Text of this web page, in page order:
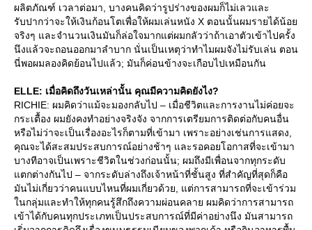
ผลิตภัณฑ์ เวลาต่อมา, บางคนคิดว่ารูปร่างของผมก็ไม่เลวและ
รับปากว่าจะให้เงินก้อนโตเพื่อให้ผมเล่นหนัง X ตอนนั้นผมรายได้น้อ
จริงๆ และจำนวนเงินมันก็ล่อใจมากแต่ผมกลัวว่าถ้าเอาตัวเข้าไปครั้ง
นึงแล้วจะถอนออกมาลำบาก นั่นเป็นเหตุว่าทำไมผมจังไม่รับเล่น ตอน
นี่พอผมลองคิดย้อนไปแล้ว; มันก็ค่อนข้างจะเกือบไปเหมือนกัน
ELLE: เมื่อคิดถึงวันเหล่านั้น คุณมีความคิดยังไง?
RICHIE: ผมคิดว่าแม้จะมองกลับไป – เมื่อชีวิตและการงานไม่ค่อยจะ
กระเตื้อง ผมยังคงทำอย่างจริงจัง จากการเตรียมการติดต่อกับคนอื่น
หรือไม่ว่าจะเป็นเรื่องอะไรก็ตามที่เข้ามา เพราะอย่างเช่นการแสดง,
คุณจะได้สะสมประสบการณ์อย่างช้าๆ และรอคอยโอกาสที่จะเข้ามา
บางทีอาจเป็นเพราะชีวิตในช่วงก่อนนั้น; ผมถึงมีเพื่อนจากทุกระดับ
ตกต่างกันไป – จากระดับล่างถึงเจ้าหน้าที่ชั้นสูง ที่สำคัญที่สุดก็คือ
มันไม่เกี่ยวว่าคนแบบไหนที่ผมเกี่ยวด้วย, แต่การสามารถที่จะเข้าร่วม
นกลุ่มและทำให้ทุกคนรู้สึกถึงความผ่อนคลาย ผมคิดว่าการสามารถ
เข้าได้กับคนทุกประเภทเป็นประสบการณ์ที่มีค่าอย่างนึง มันสามารถ